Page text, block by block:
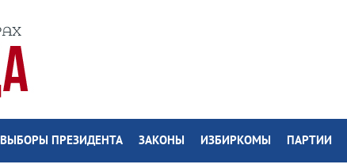
ВЫБОРЫ ПРЕЗИДЕНТА ЗАКОНЫ ИЗБИРКОМЫ ПАРТИИ